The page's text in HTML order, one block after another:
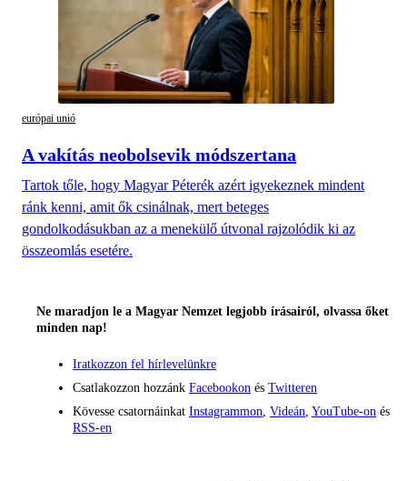
európai unió
A vakítás neobolsevik módszertana
Tartok tőle, hogy Magyar Péterék azért igyekeznek mindent
ránk kenni, amit ők csinálnak, mert beteges
gondolkodásukban az a menekülő útvonal rajzolódik ki az
összeomlás esetére.
Ne maradjon le a Magyar Nemzet legjobb írásairól, olvassa őket
minden nap!
Iratkozzon fel hírlevelünkre
Csatlakozzon hozzánk Facebookon és Twitteren
Kövesse csatornáinkat Instagrammon, Videán, YouTube-on és
RSS-en